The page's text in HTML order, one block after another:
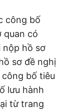
công bố
quan có
nộp hồ sơ
sơ đề nghị
bố tiêu
lưu hành
từ trang